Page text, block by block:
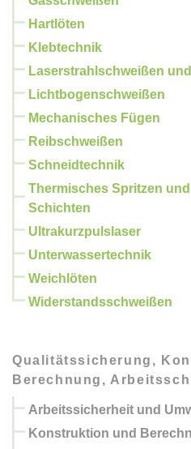
Hartlöten
Klebtechnik
Laserstrahlschweißen
Lichtbogenschweißen
Mechanisches Fügen
Reibschweißen
Schneidtechnik
Thermisches Spritzen
Schichten
Ultrakurzpulslaser
Unterwassertechnik
Weichlöten
Widerstandsschweißen
Qualitätssicherung,
Berechnung,
Arbeitssicherheit und
Konstruktion und